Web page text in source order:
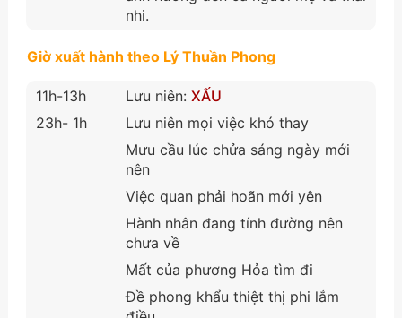
nhi.
Giờ xuất hành theo Lý Thuần Phong
11h-13h
23h- 1h
Lưu niên: XẤU
Lưu niên mọi việc khó thay
Mưu cầu lúc chửa sáng ngày mới
nên
Việc quan phải hoãn mới yên
Hành nhân đang tính đường nên
chưa về
Mất của phương Hỏa tìm đi
Đề phong khẩu thiệt thị phi lắm